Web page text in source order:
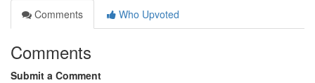
Comments
Who Upvoted
Comments
Submit a Comment